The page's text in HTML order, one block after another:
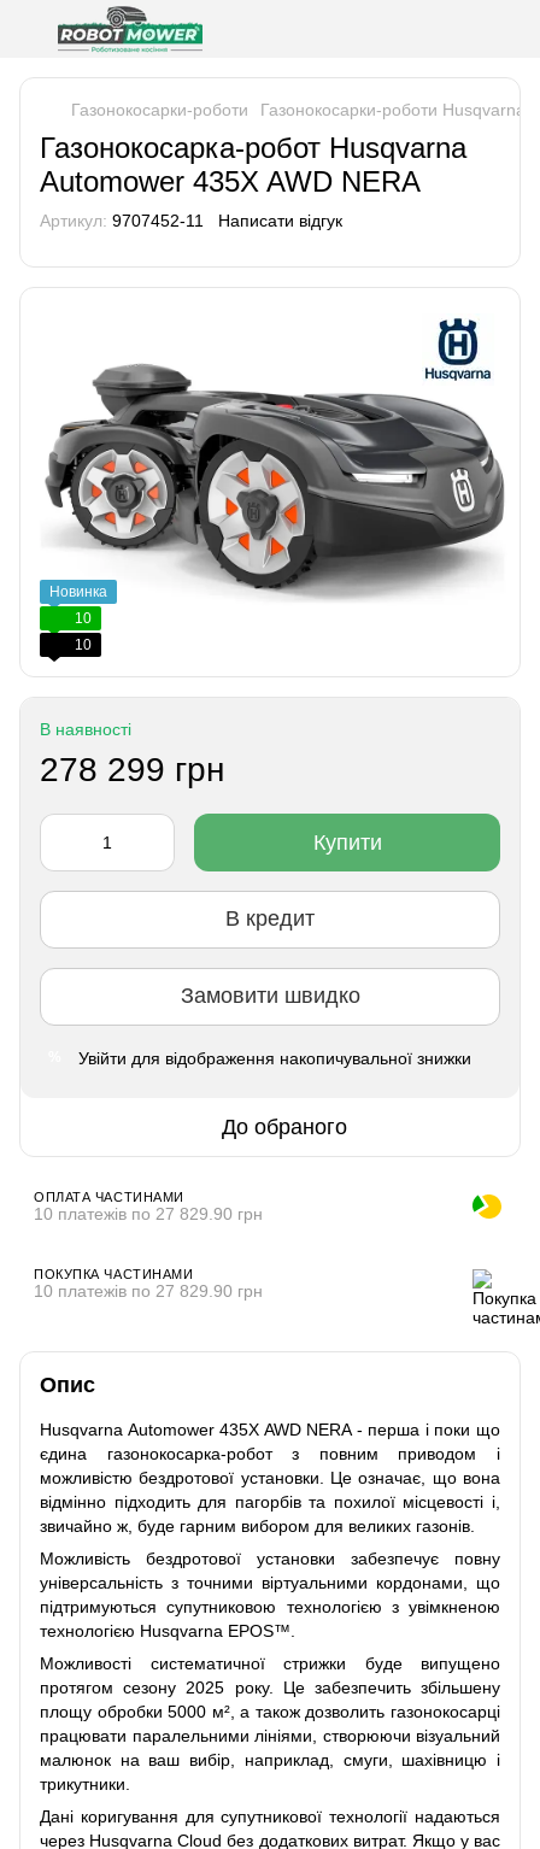
Газонокосарки-роботи Газонокосарки-роботи Husqvarna
Газонокосарка-робот Husqvarna
Automower 435X AWD NERA
Артикул: 9707452-11 Написати відгук
Новинка
10
10
В наявності
278 299 грн
Купити
В кредит
Замовити швидко
Увійти для відображення накопичувальної знижки
До обраного
ОПЛАТА ЧАСТИНАМИ
10 платежів по 27 829.90 грн
ПОКУПКА ЧАСТИНАМИ
10 платежів по 27 829.90 грн
Опис
Husqvarna Automower 435X AWD NERA - перша і поки що
єдина газонокосарка-робот з повним приводом і
можливістю бездротової установки. Це означає, що вона
відмінно підходить для пагорбів та похилої місцевості і,
звичайно ж, буде гарним вибором для великих газонів.
Можливість бездротової установки забезпечує повну
універсальність з точними віртуальними кордонами, що
підтримуються супутниковою технологією з увімкненою
технологією Husqvarna EPOS™.
Можливості систематичної стрижки буде випущено
протягом сезону 2025 року. Це забезпечить збільшену
площу обробки 5000 м², а також дозволить газонокосарці
працювати паралельними лініями, створюючи візуальний
малюнок на ваш вибір, наприклад, смуги, шахівницю і
трикутники.
Дані коригування для супутникової технології надаються
через Husqvarna Cloud без додаткових витрат. Якщо у вас